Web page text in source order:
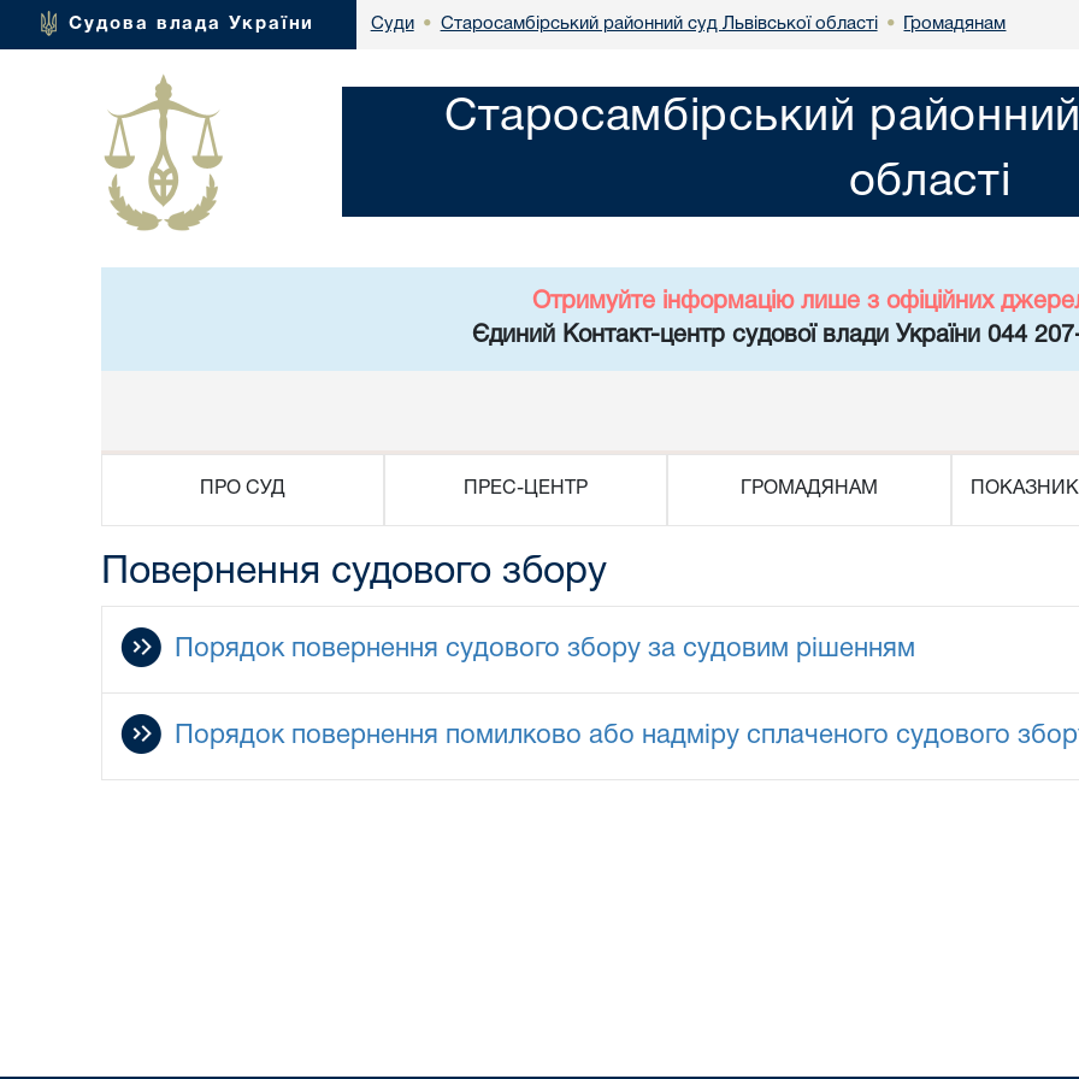
Судова влада України Суди • Старосамбірський районний суд Львівської області • Громадянам
Старосамбірський районний
області
Отримуйте інформацію лише з офіційних
Єдиний Контакт-центр судової влади України 044
ПРО СУД ПРЕС-ЦЕНТР ГРОМАДЯНАМ
Повернення судового збору
Порядок повернення судового збору за судовим рішенням
Порядок повернення помилково або надміру сплаченого судового